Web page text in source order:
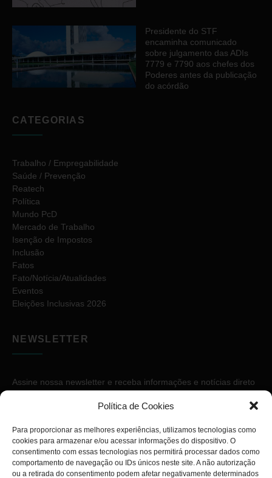
Política de Cookies
Para proporcionar as melhores experiências, utilizamos tecnologias como
cookies para armazenar e/ou acessar informações do dispositivo. O
consentimento com essas tecnologias nos permitirá processar dados como
comportamento de navegação ou IDs únicos neste site. A não autorização
ou a retirada do consentimento podem afetar negativamente determinados
Presidente do STF
encaminha comunicado
sobre julgamento das ADIs
7779 e 7790 aos chefes dos
Poderes antes da publicação
do acórdão
CATEGORIAS
Trabalho / Empregabilidade
Saúde / Prevenção
Reatech
Política
Mundo PcD
Mercado de Trabalho
Isenção de Impostos
Inclusão
Fatos
Fato/Notícia/Atualidades
Eventos
Eleições Inclusivas 2026
NEWSLETTER
Assine nossa newsletter e receba informações e notícias direto